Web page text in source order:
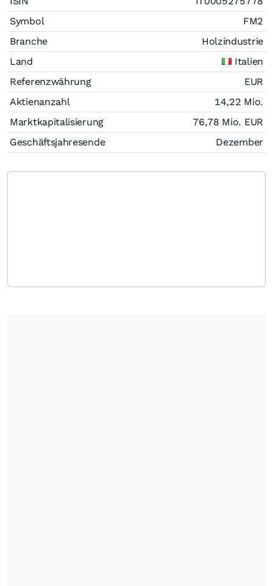
Symbol
FM2
Branche
Holzindustrie
Land
Italien
Referenzwährung
EUR
Aktienanzahl
14,22 Mio.
Marktkapitalisierung
76,78 Mio. EUR
Geschäftsjahresende
Dezember